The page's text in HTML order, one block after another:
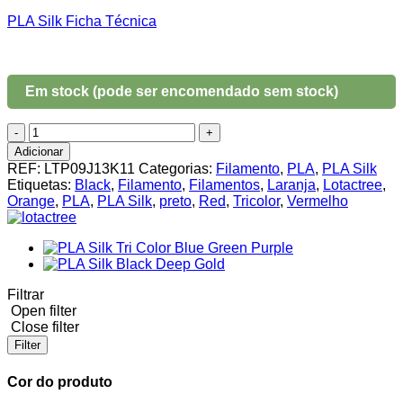
PLA Silk Ficha Técnica
Em stock (pode ser encomendado sem stock)
Quantidade
de
PLA
Silk
Black
Red
Orange
Lotactree
1Kg
Adicionar
REF: LTP09J13K11 Categorias: Filamento, PLA, PLA Silk
Etiquetas: Black, Filamento, Filamentos, Laranja, Lotactree,
Orange, PLA, PLA Silk, preto, Red, Tricolor, Vermelho
Filtrar
Open filter
Close filter
Filter
Cor do produto